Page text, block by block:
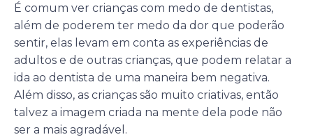
É comum ver crianças com medo de dentistas,
além de poderem ter medo da dor que poderão
sentir, elas levam em conta as experiências de
adultos e de outras crianças, que podem relatar a
ida ao dentista de uma maneira bem negativa.
Além disso, as crianças são muito criativas, então
talvez a imagem criada na mente dela pode não
ser a mais agradável.